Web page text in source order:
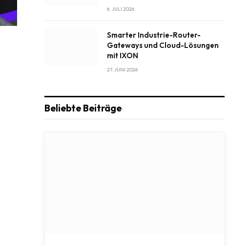
6. JULI 2026
Smarter Industrie-Router-
Gateways und Cloud-Lösungen
mit IXON
27. JUNI 2026
Beliebte Beiträge